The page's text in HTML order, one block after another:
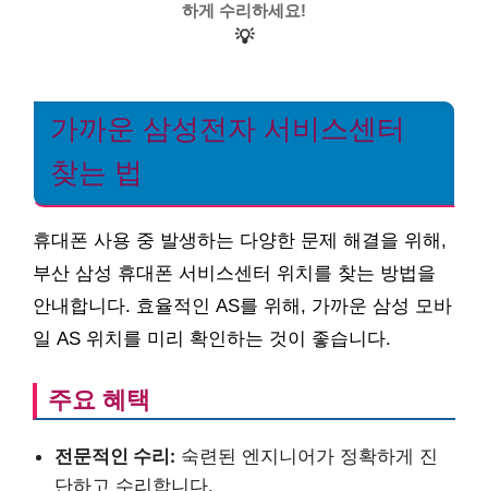
하게 수리하세요!
💡
가까운 삼성전자 서비스센터
찾는 법
휴대폰 사용 중 발생하는 다양한 문제 해결을 위해,
부산 삼성 휴대폰 서비스센터 위치를 찾는 방법을
안내합니다. 효율적인 AS를 위해, 가까운 삼성 모바
일 AS 위치를 미리 확인하는 것이 좋습니다.
주요 혜택
전문적인 수리: 숙련된 엔지니어가 정확하게 진
단하고 수리합니다.